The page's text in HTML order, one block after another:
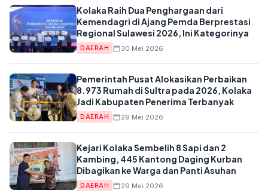
Kolaka Raih Dua Penghargaan dari
Kemendagri di Ajang Pemda Berprestasi
Regional Sulawesi 2026, Ini Kategorinya
DAERAH 30 Mei 2026
Pemerintah Pusat Alokasikan Perbaikan
8.973 Rumah di Sultra pada 2026, Kolaka
Jadi Kabupaten Penerima Terbanyak
DAERAH 29 Mei 2026
Kejari Kolaka Sembelih 8 Sapi dan 2
Kambing, 445 Kantong Daging Kurban
Dibagikan ke Warga dan Panti Asuhan
DAERAH 29 Mei 2026